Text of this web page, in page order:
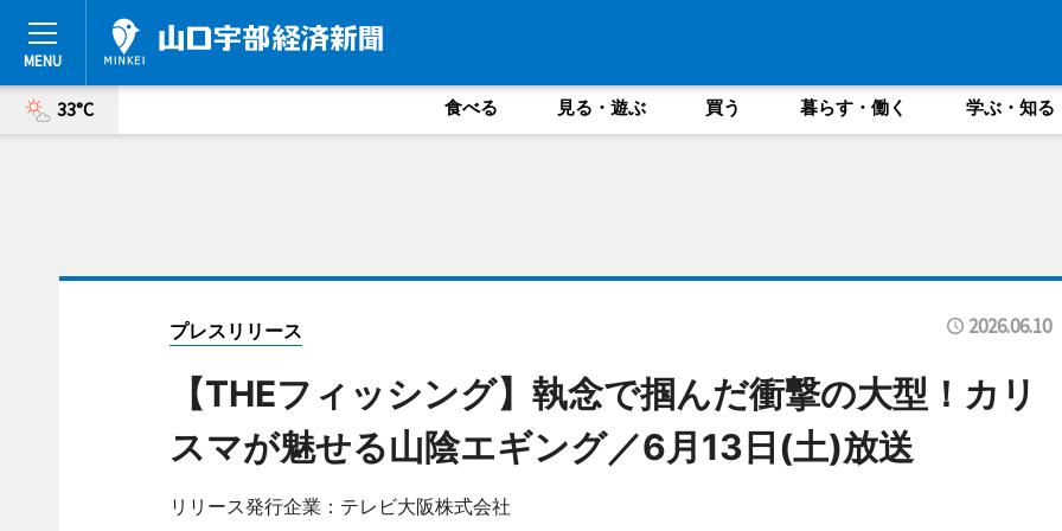
33°C 食べる 見る・遊ぶ 買う 暮らす・働く 学ぶ・知る
プレスリリース 2026.06.10
【THEフィッシング】執念で掴んだ衝撃の大型！カリ
スマが魅せる山陰エギング／6月13日(土)放送
リリース発行企業：テレビ大阪株式会社